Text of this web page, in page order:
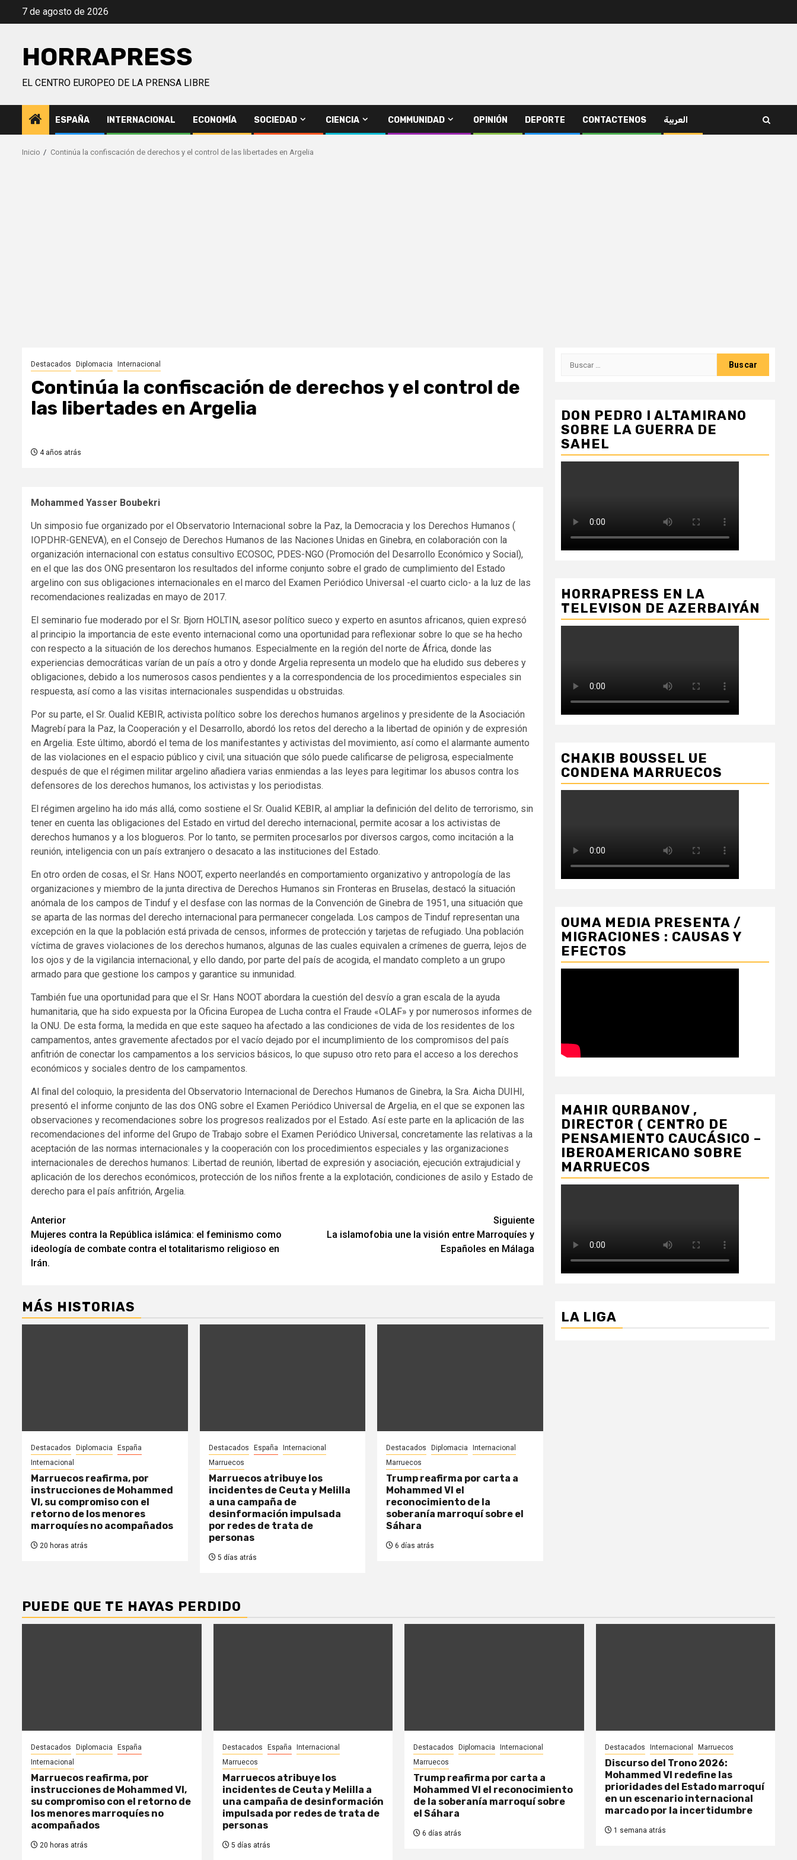
Saltar7 de agosto de 2026
HORRAPRESS
EL CENTRO EUROPEO DE LA PRENSA LIBRE
ESPAÑA INTERNACIONAL ECONOMÍA SOCIEDAD CIENCIA COMMUNIDAD OPINIÓN DEPORTE CONTACTENOS العربية
Inicio Continúa la confiscación de derechos y el control de las libertades en Argelia
Destacados Diplomacia Internacional
Continúa la confiscación de derechos y el control de
las libertades en Argelia
4 años atrás
Mohammed Yasser Boubekri
Un simposio fue organizado por el Observatorio Internacional sobre la Paz, la Democracia y los Derechos Humanos (
IOPDHR-GENEVA), en el Consejo de Derechos Humanos de las Naciones Unidas en Ginebra, en colaboración con la
organización internacional con estatus consultivo ECOSOC, PDES-NGO (Promoción del Desarrollo Económico y Social),
en el que las dos ONG presentaron los resultados del informe conjunto sobre el grado de cumplimiento del Estado
argelino con sus obligaciones internacionales en el marco del Examen Periódico Universal -el cuarto ciclo- a la luz de las
recomendaciones realizadas en mayo de 2017.
El seminario fue moderado por el Sr. Bjorn HOLTIN, asesor político sueco y experto en asuntos africanos, quien expresó
al principio la importancia de este evento internacional como una oportunidad para reflexionar sobre lo que se ha hecho
con respecto a la situación de los derechos humanos. Especialmente en la región del norte de África, donde las
experiencias democráticas varían de un país a otro y donde Argelia representa un modelo que ha eludido sus deberes y
obligaciones, debido a los numerosos casos pendientes y a la correspondencia de los procedimientos especiales sin
respuesta, así como a las visitas internacionales suspendidas u obstruidas.
Por su parte, el Sr. Oualid KEBIR, activista político sobre los derechos humanos argelinos y presidente de la Asociación
Magrebí para la Paz, la Cooperación y el Desarrollo, abordó los retos del derecho a la libertad de opinión y de expresión
en Argelia. Este último, abordó el tema de los manifestantes y activistas del movimiento, así como el alarmante aumento
de las violaciones en el espacio público y civil; una situación que sólo puede calificarse de peligrosa, especialmente
después de que el régimen militar argelino añadiera varias enmiendas a las leyes para legitimar los abusos contra los
defensores de los derechos humanos, los activistas y los periodistas.
El régimen argelino ha ido más allá, como sostiene el Sr. Oualid KEBIR, al ampliar la definición del delito de terrorismo, sin
tener en cuenta las obligaciones del Estado en virtud del derecho internacional, permite acosar a los activistas de
derechos humanos y a los blogueros. Por lo tanto, se permiten procesarlos por diversos cargos, como incitación a la
reunión, inteligencia con un país extranjero o desacato a las instituciones del Estado.
En otro orden de cosas, el Sr. Hans NOOT, experto neerlandés en comportamiento organizativo y antropología de las
organizaciones y miembro de la junta directiva de Derechos Humanos sin Fronteras en Bruselas, destacó la situación
anómala de los campos de Tinduf y el desfase con las normas de la Convención de Ginebra de 1951, una situación que
se aparta de las normas del derecho internacional para permanecer congelada. Los campos de Tinduf representan una
excepción en la que la población está privada de censos, informes de protección y tarjetas de refugiado. Una población
víctima de graves violaciones de los derechos humanos, algunas de las cuales equivalen a crímenes de guerra, lejos de
los ojos y de la vigilancia internacional, y ello dando, por parte del país de acogida, el mandato completo a un grupo
armado para que gestione los campos y garantice su inmunidad.
También fue una oportunidad para que el Sr. Hans NOOT abordara la cuestión del desvío a gran escala de la ayuda
humanitaria, que ha sido expuesta por la Oficina Europea de Lucha contra el Fraude «OLAF» y por numerosos informes de
la ONU. De esta forma, la medida en que este saqueo ha afectado a las condiciones de vida de los residentes de los
campamentos, antes gravemente afectados por el vacío dejado por el incumplimiento de los compromisos del país
anfitrión de conectar los campamentos a los servicios básicos, lo que supuso otro reto para el acceso a los derechos
económicos y sociales dentro de los campamentos.
Al final del coloquio, la presidenta del Observatorio Internacional de Derechos Humanos de Ginebra, la Sra. Aicha DUIHI,
presentó el informe conjunto de las dos ONG sobre el Examen Periódico Universal de Argelia, en el que se exponen las
observaciones y recomendaciones sobre los progresos realizados por el Estado. Así este parte en la aplicación de las
recomendaciones del informe del Grupo de Trabajo sobre el Examen Periódico Universal, concretamente las relativas a la
aceptación de las normas internacionales y la cooperación con los procedimientos especiales y las organizaciones
internacionales de derechos humanos: Libertad de reunión, libertad de expresión y asociación, ejecución extrajudicial y
aplicación de los derechos económicos, protección de los niños frente a la explotación, condiciones de asilo y Estado de
derecho para el país anfitrión, Argelia.
Seguir
leyendo
Anterior
Mujeres contra la República islámica: el feminismo como
ideología de combate contra el totalitarismo religioso en
Irán.
Siguiente
La islamofobia une la visión entre Marroquíes y
Españoles en Málaga
MÁS HISTORIAS
Destacados Diplomacia
España
Internacional
Marruecos reafirma, por
instrucciones de Mohammed
VI, su compromiso con el
retorno de los menores
marroquíes no acompañados
20 horas atrás
Destacados España
Internacional
Marruecos
Marruecos atribuye los
incidentes de Ceuta y Melilla
a una campaña de
desinformación impulsada
por redes de trata de
personas
5 días atrás
Destacados Diplomacia
Internacional
Marruecos
Trump reafirma por carta a
Mohammed VI el
reconocimiento de la
soberanía marroquí sobre el
Sáhara
6 días atrás
Buscar:
DON PEDRO I ALTAMIRANO
SOBRE LA GUERRA DE
SAHEL
HORRAPRESS EN LA
TELEVISON DE AZERBAIYÁN
CHAKIB BOUSSEL UE
CONDENA MARRUECOS
OUMA MEDIA PRESENTA /
MIGRACIONES : CAUSAS Y
EFECTOS
MAHIR QURBANOV ,
DIRECTOR ( CENTRO DE
PENSAMIENTO CAUCÁSICO –
IBEROAMERICANO SOBRE
MARRUECOS
LA LIGA
PUEDE QUE TE HAYAS PERDIDO
Destacados Diplomacia
España
Internacional
Marruecos reafirma, por
instrucciones de Mohammed VI,
su compromiso con el retorno de
los menores marroquíes no
acompañados
20 horas atrás
Destacados España
Internacional
Marruecos
Marruecos atribuye los
incidentes de Ceuta y Melilla a
una campaña de desinformación
impulsada por redes de trata de
personas
5 días atrás
Destacados Diplomacia
Internacional
Marruecos
Trump reafirma por carta a
Mohammed VI el reconocimiento
de la soberanía marroquí sobre
el Sáhara
6 días atrás
Destacados Internacional Marruecos
Discurso del Trono 2026:
Mohammed VI redefine las
prioridades del Estado marroquí
en un escenario internacional
marcado por la incertidumbre
1 semana atrás